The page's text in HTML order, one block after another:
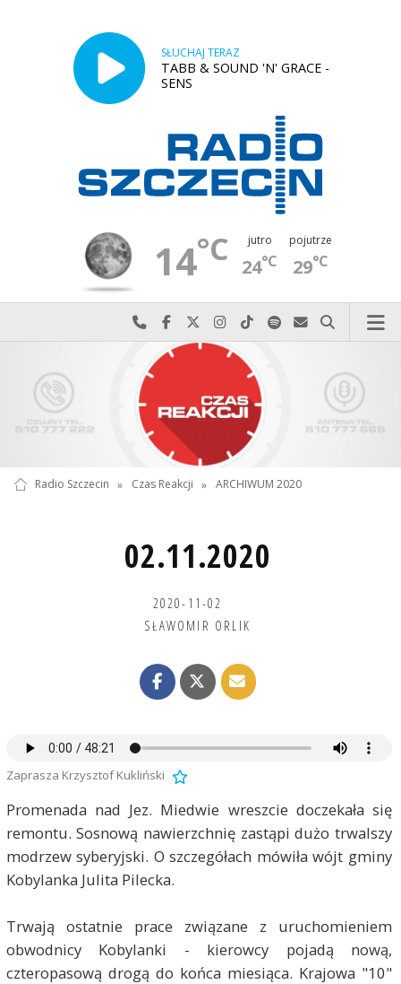
SŁUCHAJ TERAZ
TABB & SOUND 'N' GRACE -
SENS
14°C jutro
24°C
pojutrze
29°C
Najlepiej po prostu do nas zadzwoń
Odwiedź nas na Facebook-u
Odwiedź nas na X
Odwiedź nas na Instagram-ie
Odwiedź nas na TikTok-u
Szukaj nas na Spotify
Wyślij do nas
Szukaj
Radio Szczecin » Czas Reakcji » ARCHIWUM 2020
02.11.2020
2020-11-02
SŁAWOMIR ORLIK
Zaprasza Krzysztof Kukliński
Promenada nad Jez. Miedwie wreszcie doczekała się
remontu. Sosnową nawierzchnię zastąpi dużo trwalszy
modrzew syberyjski. O szczegółach mówiła wójt gminy
Kobylanka Julita Pilecka.
Trwają ostatnie prace związane z uruchomieniem
obwodnicy Kobylanki - kierowcy pojadą nową,
czteropasową drogą do końca miesiąca. Krajowa "10"